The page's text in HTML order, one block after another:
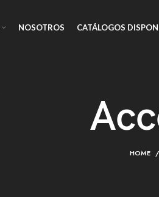
NOSOTROS CATÁLOGOS
HOME